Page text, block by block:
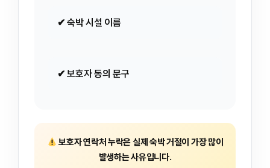
✔ 숙박 시설 이름
✔ 보호자 동의 문구
보호자 연락처 누락은 실제 숙박 거절이 가장 많이
발생하는 사유입니다.